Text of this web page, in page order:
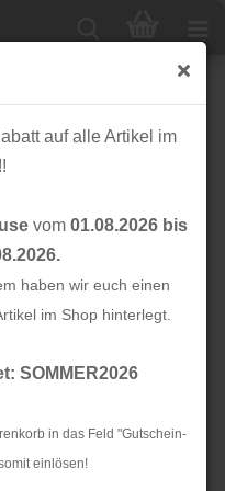
auf alle Artikel im
vom 01.08.2026 bis
haben wir euch einen
im Shop hinterlegt.
SOMMER2026
in das Feld "Gutschein-
einlösen!
türkis